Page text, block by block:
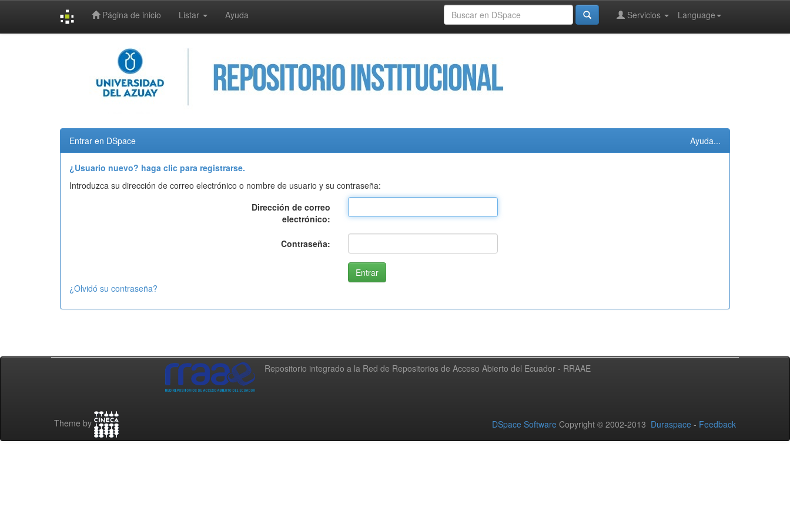
Página de inicio Listar Ayuda Language
Servicios
Entrar en DSpace Ayuda...
¿Usuario nuevo? haga clic para registrarse.
Introduzca su dirección de correo electrónico o nombre de usuario y su contraseña:
Dirección de correo
electrónico:
Contraseña:
¿Olvidó su contraseña?
Repositorio integrado a la Red de Repositorios de Acceso Abierto del Ecuador - RRAAE
Theme by DSpace Software Copyright © 2002-2013 Duraspace - Feedback